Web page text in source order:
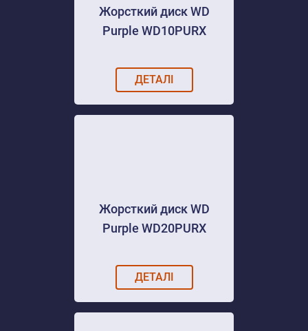
Жорсткий диск WD
Purple WD10PURX
ДЕТАЛІ
Жорсткий диск WD
Purple WD20PURX
ДЕТАЛІ